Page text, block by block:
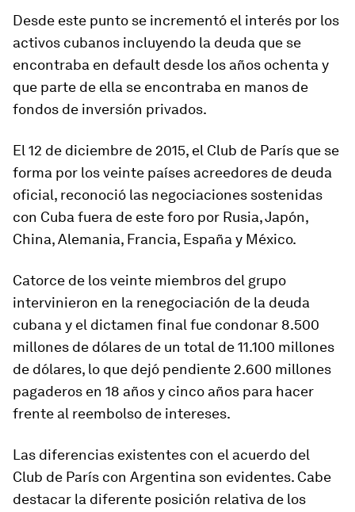
Desde este punto se incrementó el interés por los
activos cubanos incluyendo la deuda que se
encontraba en default desde los años ochenta y
que parte de ella se encontraba en manos de
fondos de inversión privados.
El 12 de diciembre de 2015, el Club de París que se
forma por los veinte países acreedores de deuda
oficial, reconoció las negociaciones sostenidas
con Cuba fuera de este foro por Rusia, Japón,
China, Alemania, Francia, España y México.
Catorce de los veinte miembros del grupo
intervinieron en la renegociación de la deuda
cubana y el dictamen final fue condonar 8.500
millones de dólares de un total de 11.100 millones
de dólares, lo que dejó pendiente 2.600 millones
pagaderos en 18 años y cinco años para hacer
frente al reembolso de intereses.
Las diferencias existentes con el acuerdo del
Club de París con Argentina son evidentes. Cabe
destacar la diferente posición relativa de los